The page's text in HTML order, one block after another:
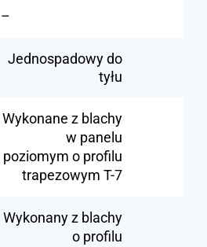
–
Jednospadowy do
tyłu
Wykonane z blachy
w panelu
poziomym o profilu
trapezowym T-7
Wykonany z blachy
o profilu